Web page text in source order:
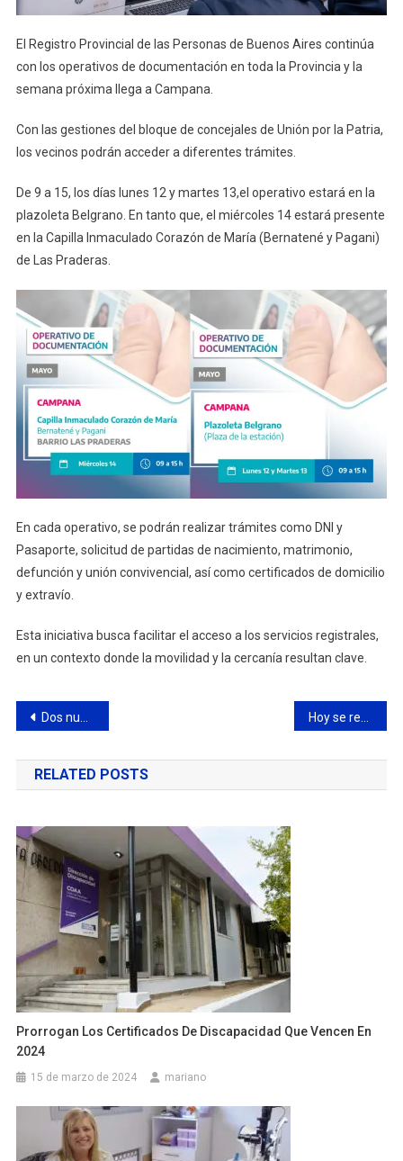
El Registro Provincial de las Personas de Buenos Aires continúa
con los operativos de documentación en toda la Provincia y la
semana próxima llega a Campana.
Con las gestiones del bloque de concejales de Unión por la Patria,
los vecinos podrán acceder a diferentes trámites.
De 9 a 15, los días lunes 12 y martes 13,el operativo estará en la
plazoleta Belgrano. En tanto que, el miércoles 14 estará presente
en la Capilla Inmaculado Corazón de María (Bernatené y Pagani)
de Las Praderas.
En cada operativo, se podrán realizar trámites como DNI y
Pasaporte, solicitud de partidas de nacimiento, matrimonio,
defunción y unión convivencial, así como certificados de domicilio
y extravío.
Esta iniciativa busca facilitar el acceso a los servicios registrales,
en un contexto donde la movilidad y la cercanía resultan clave.
Navegación
de
entradas
Dos nuevas muestras se exhiben en el Edificio 6 de Julio
RELATED POSTS
Prorrogan Los Certificados De Discapacidad Que Vencen En
2024
15 de marzo de 2024 mariano